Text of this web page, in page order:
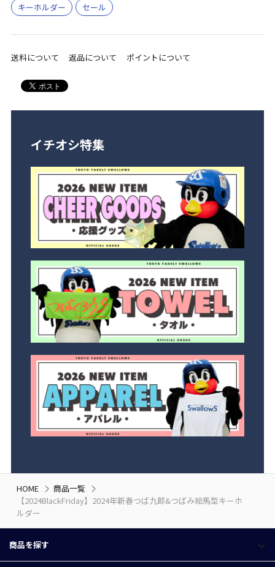
キーホルダー セール
送料について 返品について ポイントについて
イチオシ特集
HOME
商品一覧
【2024BlackFriday】2024年新春つば九郎&つばみ絵馬型キーホ
ルダー
商品を探す